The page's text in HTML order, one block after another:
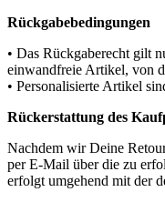
Rückgabebedingungen
• Das Rückgaberecht gilt
einwandfreie Artikel, von
• Personalisierte Artikel
Rückerstattung des
Nachdem wir Deine
per E-Mail über die zu
erfolgt umgehend mit der